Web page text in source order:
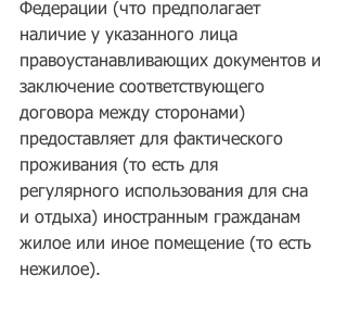
Федерации (что предполагает
наличие у указанного лица
правоустанавливающих документов и
заключение соответствующего
договора между сторонами)
предоставляет для фактического
проживания (то есть для
регулярного использования для сна
и отдыха) иностранным гражданам
жилое или иное помещение (то есть
нежилое).